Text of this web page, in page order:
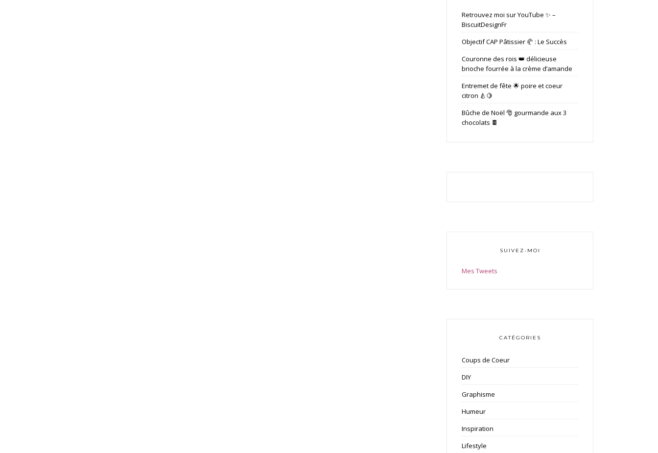
Retrouvez moi sur YouTube ✨ –
BiscuitDesignFr
Objectif CAP Pâtissier 🥐 : Le Succès
Couronne des rois 👑 délicieuse
brioche fourrée à la crème d’amande
Entremet de fête 🌟 poire et coeur
citron 🍐🍋
Bûche de Noël 🎅 gourmande aux 3
chocolats 🍫
SUIVEZ-MOI
Mes Tweets
CATÉGORIES
Coups de Coeur
DIY
Graphisme
Humeur
Inspiration
Lifestyle